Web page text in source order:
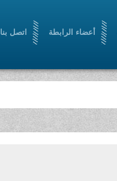
أعضاء الرابطة اتصل بنا